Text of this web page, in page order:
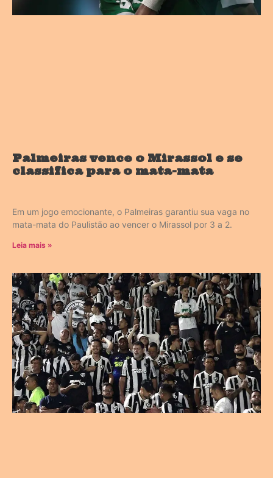
Palmeiras vence o Mirassol e se
classifica para o mata-mata
Em um jogo emocionante, o Palmeiras garantiu sua vaga no
mata-mata do Paulistão ao vencer o Mirassol por 3 a 2.
Leia mais »